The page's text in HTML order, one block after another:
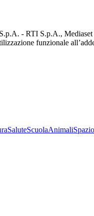
- RTI S.p.A., Mediaset
funzionale
SaluteScuolaAnimaliSpazio